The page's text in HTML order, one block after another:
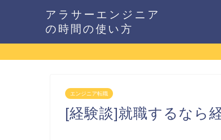
アラサーエンジニア
の時間の使い方
エンジニア転職
[経験談]就職するなら